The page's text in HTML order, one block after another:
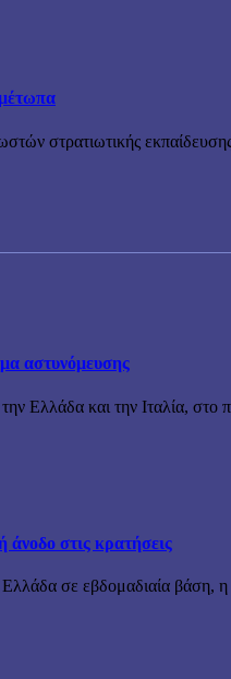
στρατιωτικής
αστυνόμευσης
Ελλάδα και την Ιταλία, στο
στις κρατήσεις
σε εβδομαδιαία βάση, η